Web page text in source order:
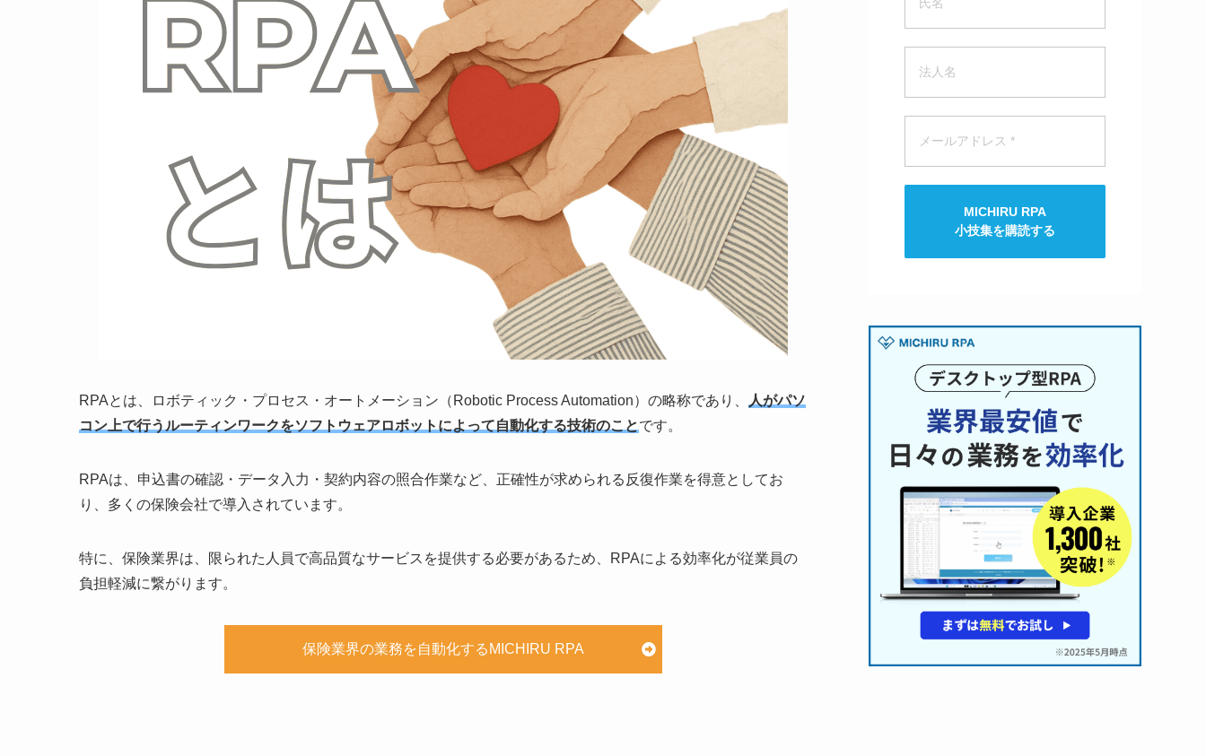
RPAとは、ロボティック・プロセス・オートメーション（Robotic Process Automation）の略称であり、 人がパソ
コン上で行うルーティンワークをソフトウェアロボットによって自動化する技術のことです。
RPAは、申込書の確認・データ入力・契約内容の照合作業など、正確性が求められる反復作業を得意としてお
り、多くの保険会社で導入されています。
特に、保険業界は、限られた人員で高品質なサービスを提供する必要があるため、RPAによる効率化が従業員の
負担軽減に繋がります。
保険業界の業務を自動化するMICHIRU RPA
MICHIRU RPA
小技集を購読する